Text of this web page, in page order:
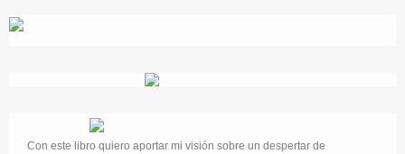
Con este libro quiero aportar mi visión sobre un despertar de